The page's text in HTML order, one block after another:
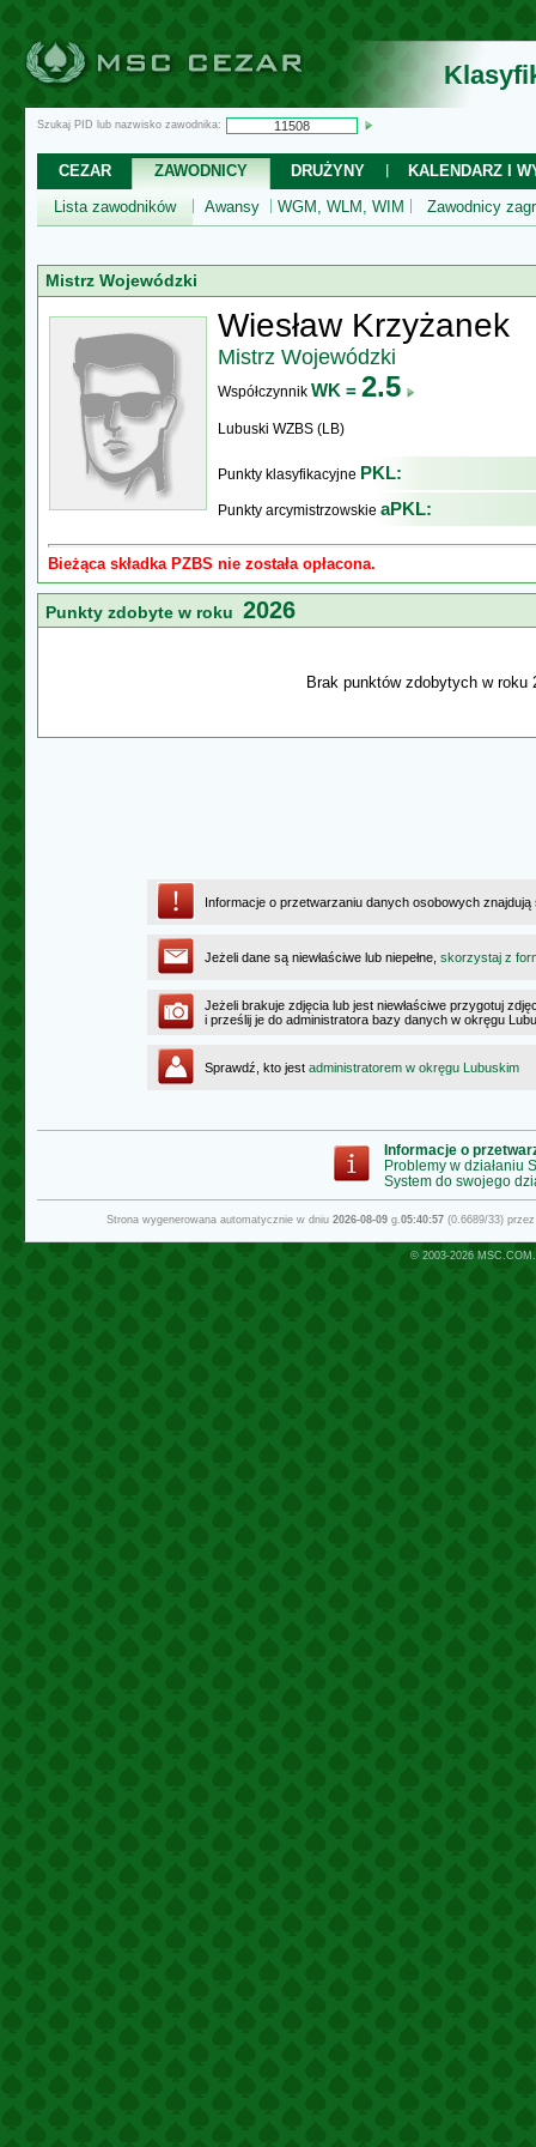
Szukaj PID lub nazwisko zawodnika:
CEZAR ZAWODNICY DRUŻYNY
KALENDARZ I
Lista zawodników
Awansy WGM, WLM, WIM Zawodnicy
Mistrz Wojewódzki
Wiesław Krzyżanek
Mistrz Wojewódzki
Współczynnik WK = 2.5
Lubuski WZBS (LB)
Punkty klasyfikacyjne PKL:
Punkty arcymistrzowskie aPKL:
Bieżąca składka PZBS nie została opłacona.
Punkty zdobyte w roku 2026
Brak punktów zdobytych w roku
Informacje o przetwarzaniu danych osobowych
Jeżeli dane są niewłaściwe lub niepełne, skorzystaj z
Jeżeli brakuje zdjęcia lub jest niewłaściwe przygotuj
i prześlij je do administratora bazy danych w okręgu
Sprawdź, kto jest administratorem w okręgu Lubuskim
Informacje o
Problemy w działaniu
System do swojego
Strona wygenerowana automatycznie w dniu 2026-08-09g.05:40:57(0.6689/33)
© 2003-2026